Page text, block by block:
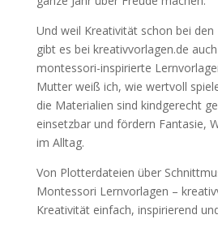
Und weil Kreativität schon bei
gibt es bei kreativvorlagen.de
montessori-inspirierte
Mutter weiß ich, wie wertvoll
die Materialien sind kindgerecht
einsetzbar und fördern Fantasie,
im Alltag.
Von Plotterdateien über
Montessori Lernvorlagen –
Kreativität einfach, inspirierend